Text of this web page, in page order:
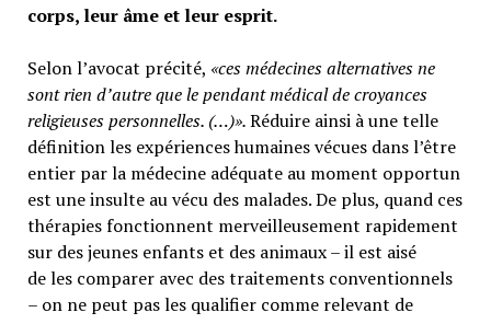
corps, leur âme et leur esprit.
Selon l’avocat précité, «ces médecines alternatives ne
sont rien d’autre que le pendant médical de croyances
religieuses personnelles. (…)».Réduire ainsi à une telle
définition les expériences humaines vécues dans l’être
entier par la médecine adéquate au moment opportun
est une insulte au vécu des malades. De plus, quand ces
thérapies fonctionnent merveilleusement rapidement
sur des jeunes enfants et des animaux – il est aisé
de les comparer avec des traitements conventionnels
– on ne peut pas les qualifier comme relevant de